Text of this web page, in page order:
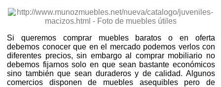
Si queremos comprar muebles baratos o en oferta
debemos conocer que en el mercado podemos verlos con
diferentes precios, sin embargo al comprar mobiliario no
debemos fijarnos solo en que sean bastante económicos
sino también que sean duraderos y de calidad. Algunos
comercios disponen de muebles asequibles pero de